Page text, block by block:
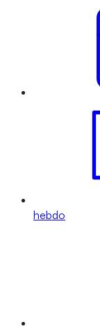
hebdo